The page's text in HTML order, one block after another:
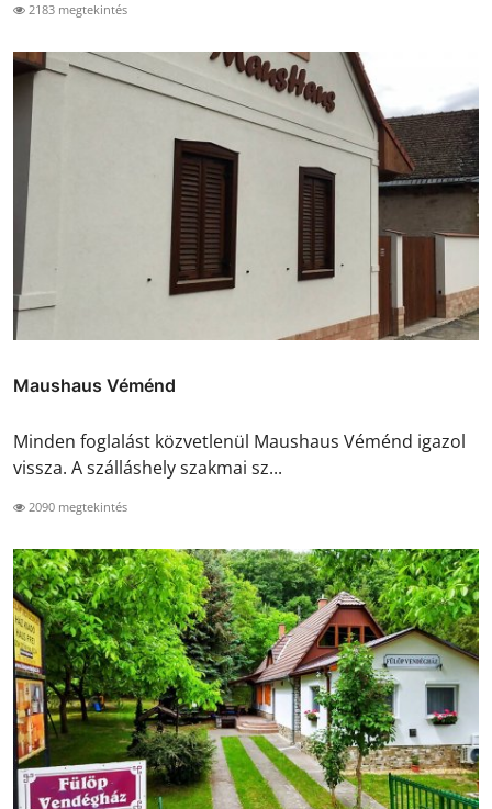
2183 megtekintés
Maushaus Véménd
Minden foglalást közvetlenül Maushaus Véménd igazol
vissza. A szálláshely szakmai sz...
2090 megtekintés